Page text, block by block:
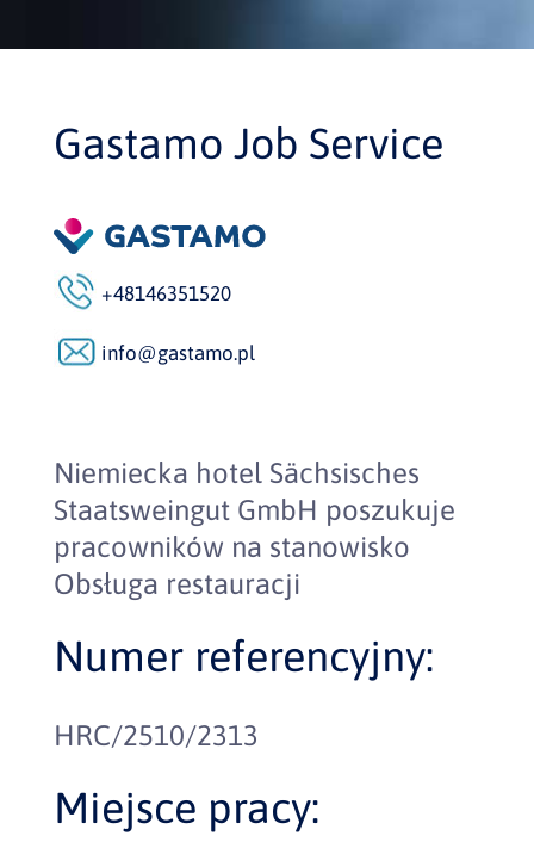
Gastamo Job Service
+48146351520
info@gastamo.pl
Niemiecka hotel Sächsisches
Staatsweingut GmbH poszukuje
pracowników na stanowisko
Obsługa restauracji
Numer referencyjny:
HRC/2510/2313
Miejsce pracy: